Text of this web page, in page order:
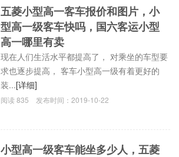
五菱小型高一客车报价和图片，小
型高一级客车快吗，国六客运小型
高一哪里有卖
现在人们生活水平都提高了， 对乘坐的车型要
求也逐步提高， 客车小型高一级有着更好的
装...[详细]
阅读835 发布时间：2019-10-22
小型高一级客车能坐多少人，五菱